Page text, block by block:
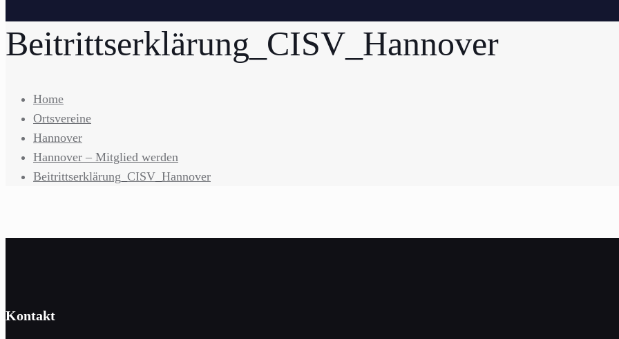
search
Beitrittserklärung_CISV_Hannover
Home
Ortsvereine
Hannover
Hannover – Mitglied werden
Beitrittserklärung_CISV_Hannover
Kontakt